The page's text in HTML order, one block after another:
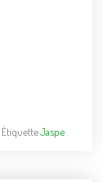
ÉtiquetteJaspe